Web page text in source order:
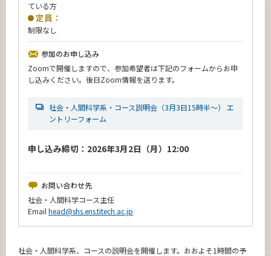
ている方
定員：
制限なし
参加のお申し込み
Zoomで開催しますので、参加希望者は下記のフォームからお申
し込みください。後日Zoom情報を送ります。
社会・人間科学系・コース説明会（3月3日15時半〜） エ
ントリーフォーム
申し込み締切：2026年3月2日（月）12:00
お問い合わせ先
社会・人間科学コース主任
Email head@shs.ens.titech.ac.jp
社会・人間科学系、コースの説明会を開催します。おおよそ1時間の予
サイト構成
系詳細情報
CLOSE